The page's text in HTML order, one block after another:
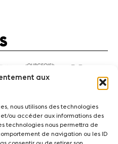
aux
nous utilisons des technologies
ou accéder aux informations des
technologies nous permettra de
de navigation ou les ID
Bénévoles Médiation